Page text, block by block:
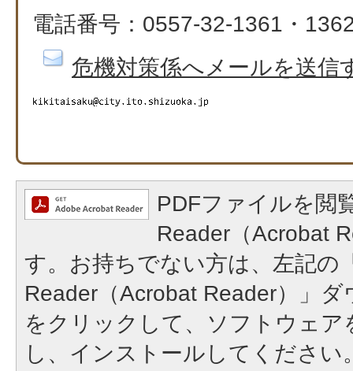
電話番号：0557-32-1361・
危機対策係へメールを送信
PDFファイルを閲
Reader（Acrobat
す。お持ちでない方は、左記の
Reader（Acrobat Reader）」
をクリックして、ソフトウェア
し、インストールしてください